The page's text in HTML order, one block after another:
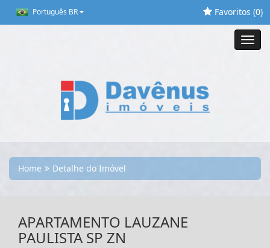
Português BR Favoritos (0)
Home Detalhe do Imóvel
APARTAMENTO LAUZANE
PAULISTA SP ZN